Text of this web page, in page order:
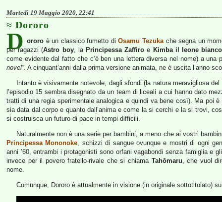
Martedì 19 Maggio 2020, 22:41
Dororo
D ororo è un classico fumetto diOsamu Tezukache segna un
per ragazzi (Astro boy, la Principessa Zaffiro e Kimba il leone bianco
come evidente dal fatto che c’è ben una lettera diversa nel nome) a
novel”. A cinquant’anni dalla prima versione animata, ne è uscita l’anno
Intanto è visivamente notevole, dagli sfondi (la natura meravigliosa del
l’episodio 15 sembra disegnato da un team di liceali a cui hanno dato
tratti di una regia sperimentale analogica e quindi va bene così). Ma poi
sia data dal corpo e quanto dall’anima e come la si cerchi e la si trovi,
si costruisca un futuro di pace in tempi difficili.
Naturalmente non è una serie per bambini, a meno che ai vostri
Principessa Mononoke, schizzi di sangue ovunque e mostri di ogni
anni ’60, entrambi i protagonisti sono orfani vagabondi senza famiglia e
invece per il povero fratello-rivale che si chiama Tahōmaru, che vuol
nome.
Comunque, Dororo è attualmente in visione (in originale sottotitolato)